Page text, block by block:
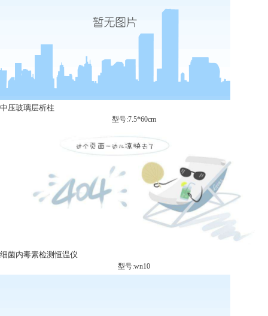
中压玻璃层析柱
型号:7.5*60cm
细菌内毒素检测恒温仪
型号:wn10